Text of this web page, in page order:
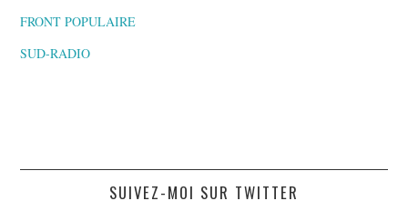
FRONT POPULAIRE
SUD-RADIO
SUIVEZ-MOI SUR TWITTER